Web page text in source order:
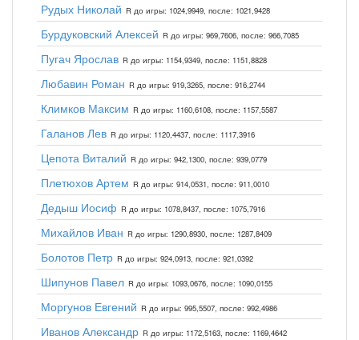
Рудых Николай R до игры: 1024,9949, после: 1021,9428
Бурдуковский Алексей R до игры: 969,7606, после: 966,7085
Пугач Ярослав R до игры: 1154,9349, после: 1151,8828
Любавин Роман R до игры: 919,3265, после: 916,2744
Климков Максим R до игры: 1160,6108, после: 1157,5587
Галанов Лев R до игры: 1120,4437, после: 1117,3916
Цепота Виталий R до игры: 942,1300, после: 939,0779
Плетюхов Артем R до игры: 914,0531, после: 911,0010
Дедыш Иосиф R до игры: 1078,8437, после: 1075,7916
Михайлов Иван R до игры: 1290,8930, после: 1287,8409
Болотов Петр R до игры: 924,0913, после: 921,0392
Шипунов Павел R до игры: 1093,0676, после: 1090,0155
Моргунов Евгений R до игры: 995,5507, после: 992,4986
Иванов Александр R до игры: 1172,5163, после: 1169,4642